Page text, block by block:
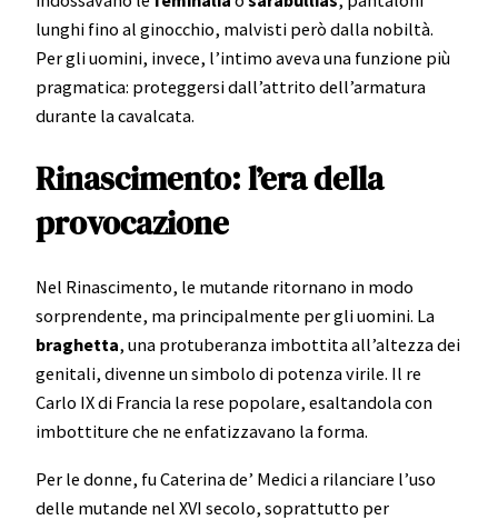
lunghi fino al ginocchio, malvisti però dalla nobiltà.
Per gli uomini, invece, l’intimo aveva una funzione più
pragmatica: proteggersi dall’attrito dell’armatura
durante la cavalcata.
Rinascimento: l’era della
provocazione
Nel Rinascimento, le mutande ritornano in modo
sorprendente, ma principalmente per gli uomini. La
braghetta, una protuberanza imbottita all’altezza dei
genitali, divenne un simbolo di potenza virile. Il re
Carlo IX di Francia la rese popolare, esaltandola con
imbottiture che ne enfatizzavano la forma.
Per le donne, fu Caterina de’ Medici a rilanciare l’uso
delle mutande nel XVI secolo, soprattutto per